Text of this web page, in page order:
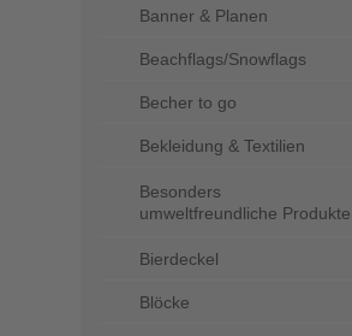
Banner & Planen
Beachflags/Snowflags
Becher to go
Bekleidung & Textilien
Besonders
umweltfreundliche Produkte
Bierdeckel
Blöcke